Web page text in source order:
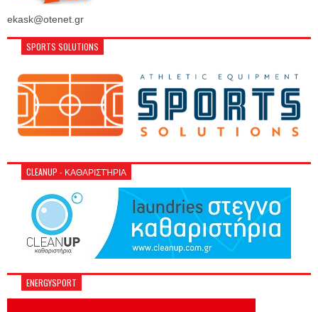
ekask@otenet.gr
SPORTS SOLUTIONS
CLEANUP - ΚΑΘΑΡΙΣΤΉΡΙΑ
ENERGYSPORT